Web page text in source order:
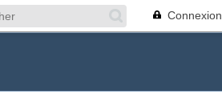
Connexion